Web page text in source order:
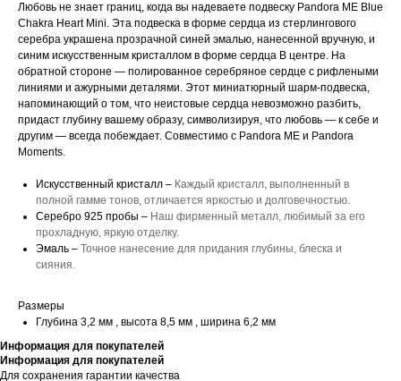
Любовь не знает границ, когда вы надеваете подвеску Pandora ME Blue
Chakra Heart Mini. Эта подвеска в форме сердца из стерлингового
серебра украшена прозрачной синей эмалью, нанесенной вручную, и
синим искусственным кристаллом в форме сердца В центре. На
обратной стороне — полированное серебряное сердце с рифлеными
линиями и ажурными деталями. Этот миниатюрный шарм-подвеска,
напоминающий о том, что неистовые сердца невозможно разбить,
придаст глубину вашему образу, символизируя, что любовь — к себе и
другим — всегда побеждает. Совместимо с Pandora ME и Pandora
Moments.
Искусственный кристалл – Каждый кристалл, выполненный в
полной гамме тонов, отличается яркостью и долговечностью.
Серебро 925 пробы – Наш фирменный металл, любимый за его
прохладную, яркую отделку.
Эмаль – Точное нанесение для придания глубины, блеска и
сияния.
Размеры
Глубина 3,2 мм , высота 8,5 мм , ширина 6,2 мм
Информация для покупателей
Информация для покупателей
Для сохранения гарантии качества